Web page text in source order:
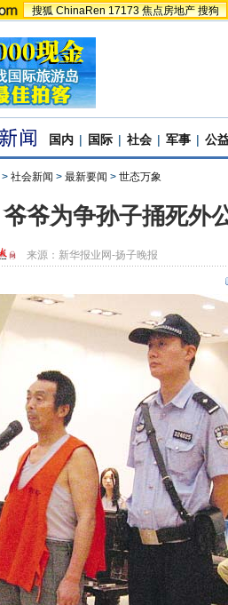
搜狐 ChinaRen 17173 焦点房地产 搜狗
国内 | 国际 | 社会 | 军事 | 公
> 社会新闻 > 最新要闻 > 世态万象
爷爷为争孙子捅死外
来源： 新华报业网-扬子晚报